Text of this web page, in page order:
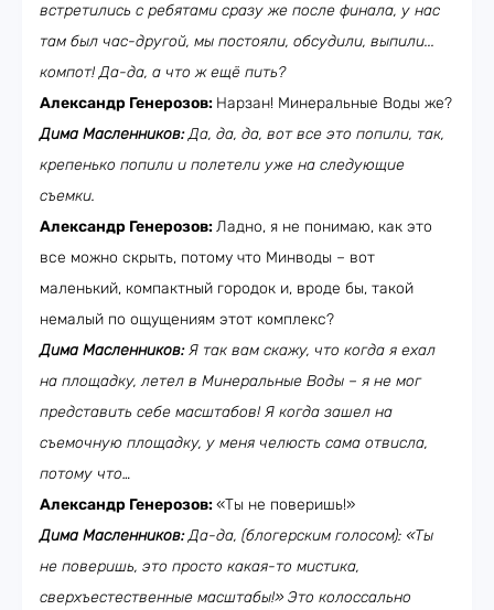
встретились с ребятами сразу же после финала, у нас
там был час-другой, мы постояли, обсудили, выпили...
компот! Да-да, а что ж ещё пить?
Александр Генерозов: Нарзан! Минеральные Воды же?
Дима Масленников:Да, да, да, вот все это попили, так,
крепенько попили и полетели уже на следующие
съемки.
Александр Генерозов:Ладно, я не понимаю, как это
все можно скрыть, потому что Минводы – вот
маленький, компактный городок и, вроде бы, такой
немалый по ощущениям этот комплекс?
Дима Масленников:Я так вам скажу, что когда я ехал
на площадку, летел в Минеральные Воды – я не мог
представить себе масштабов! Я когда зашел на
съемочную площадку, у меня челюсть сама отвисла,
потому что…
Александр Генерозов:«Ты не поверишь!»
Дима Масленников:Да-да, (блогерским голосом): «Ты
не поверишь, это просто какая-то мистика,
сверхъестественные масштабы!» Это колоссально